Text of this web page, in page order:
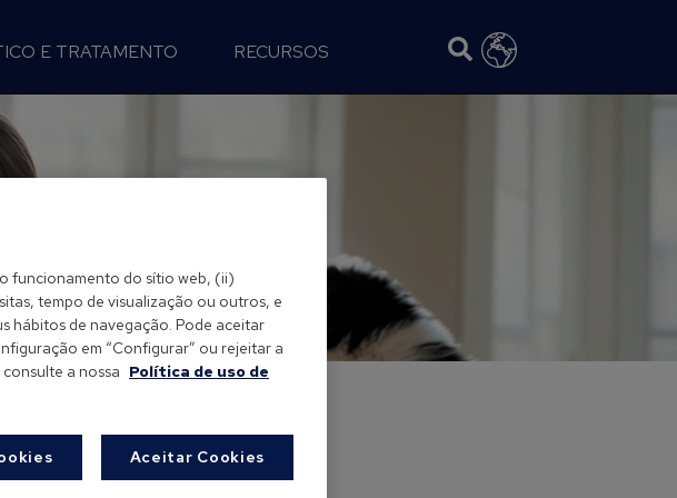
E TRATAMENTO RECURSOS
funcionamento do sítio web, (ii)
tempo de visualização ou outros, e
hábitos de navegação. Pode aceitar
em “Configurar” ou rejeitar a
a nossa Política de uso de
Aceitar Cookies